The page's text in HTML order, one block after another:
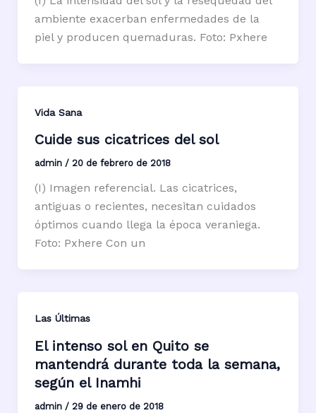
ambiente exacerban enfermedades de la
piel y producen quemaduras. Foto: Pxhere
Vida Sana
Cuide sus cicatrices del sol
admin / 20 de febrero de 2018
(I) Imagen referencial. Las cicatrices,
antiguas o recientes, necesitan cuidados
óptimos cuando llega la época veraniega.
Foto: Pxhere Con un
Las Últimas
El intenso sol en Quito se
mantendrá durante toda la semana,
según el Inamhi
admin / 29 de enero de 2018